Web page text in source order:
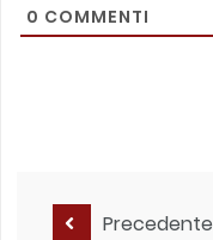
0 COMMENTI
Precedente